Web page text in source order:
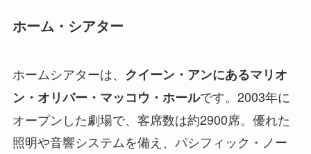
ホーム・シアター
ホームシアターは、 クイーン・アンにあるマリオ
ン・オリバー・マッコウ・ホールです。2003年に
オープンした劇場で、客席数は約2900席。優れた
照明や音響システムを備え、パシフィック・ノー